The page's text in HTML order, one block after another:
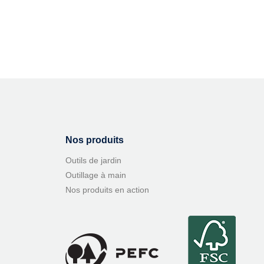
Nos produits
Outils de jardin
Outillage à main
Nos produits en action